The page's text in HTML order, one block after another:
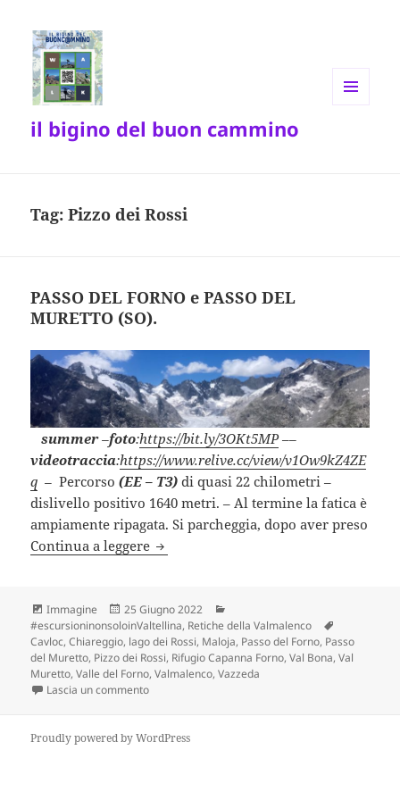
il bigino del buon cammino
Tag:Pizzo dei Rossi
PASSO DEL FORNO e PASSO DEL
MURETTO (SO).
summer –foto:https://bit.ly/3OKt5MP ––
videotraccia:https://www.relive.cc/view/v1Ow9kZ4ZE
q – Percorso(EE – T3) di quasi 22 chilometri –
dislivello positivo 1640 metri. – Al termine la fatica è
ampiamente ripagata. Si parcheggia, dopo aver preso
Continua a leggere PASSO DEL FORNO e PASSO DEL
Formato
Immagine
Scritto
il
25 Giugno 2022
#escursioninonsoloinValtellina, Retiche della Valmalenco
Cavloc,Chiareggio, lago dei Rossi, Maloja, Passo del Forno, Passo
del Muretto, Pizzo dei Rossi, Rifugio Capanna Forno,Val Bona,Val
Muretto,Valle del Forno,Valmalenco,Vazzeda
Lascia un commentosu PASSO DEL FORNO e PASSO DEL MURETTO
Proudly powered by WordPress